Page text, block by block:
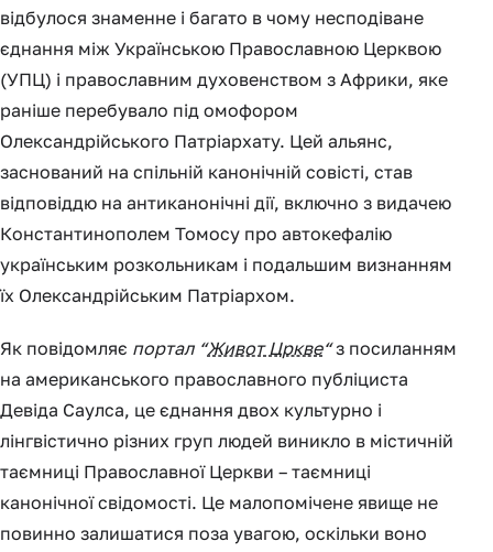
відбулося знаменне і багато в чому несподіване
єднання між Українською Православною Церквою
(УПЦ) і православним духовенством з Африки, яке
раніше перебувало під омофором
Олександрійського Патріархату. Цей альянс,
заснований на спільній канонічній совісті, став
відповіддю на антиканонічні дії, включно з видачею
Константинополем Томосу про автокефалію
українським розкольникам і подальшим визнанням
їх Олександрійським Патріархом.
Як повідомляє портал “Живот Цркве“з посиланням
на американського православного публіциста
Девіда Саулса, це єднання двох культурно і
лінгвістично різних груп людей виникло в містичній
таємниці Православної Церкви – таємниці
канонічної свідомості. Це малопомічене явище не
повинно залишатися поза увагою, оскільки воно